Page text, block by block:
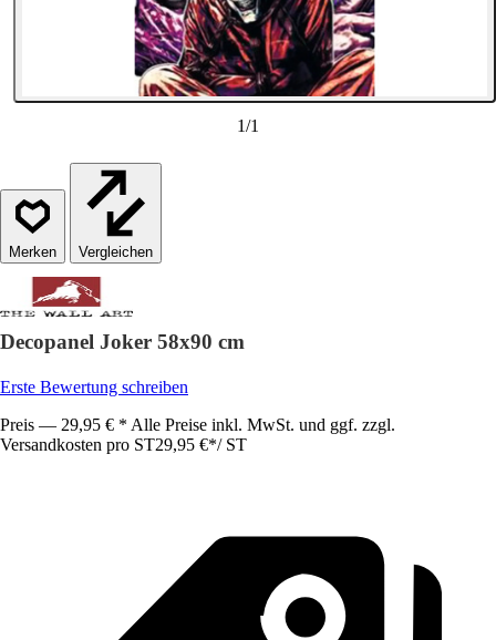
1/1
Vergleichen
Decopanel Joker 58x90 cm
Erste Bewertung schreiben
Preis — 29,95 € * Alle Preise inkl. MwSt. und ggf. zzgl.
Versandkosten pro ST29,95 €*/ ST